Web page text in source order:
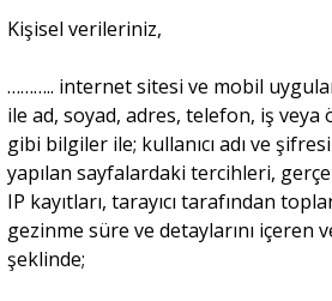
Kişisel verileriniz,
……….. internet sitesi ve mobil
ile ad, soyad, adres, telefon, iş veya
gibi bilgiler ile; kullanıcı adı ve
yapılan sayfalardaki tercihleri,
IP kayıtları, tarayıcı tarafından
gezinme süre ve detaylarını içeren
şeklinde;